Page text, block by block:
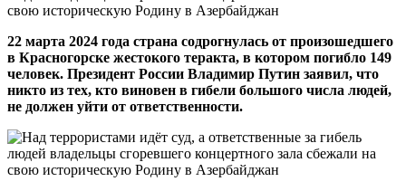
22 марта 2024 года страна содрогнулась от произошедшего
в Красногорске жестокого теракта, в котором погибло 149
человек. Президент России Владимир Путин заявил, что
никто из тех, кто виновен в гибели большого числа людей,
не должен уйти от ответственности.